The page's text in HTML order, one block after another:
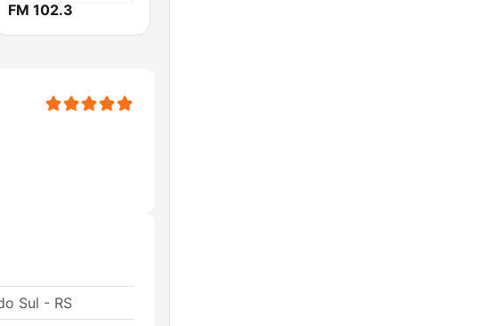
FM 102.3
Sul - RS